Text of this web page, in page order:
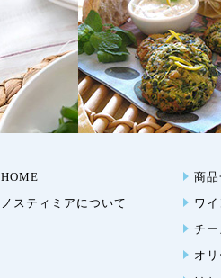
HOME
ノスティミアについて
商品
ワイ
チー
オ